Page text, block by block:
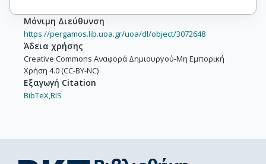
Μόνιμη Διεύθυνση
https://pergamos.lib.uoa.gr/uoa/dl/object/3072648
Άδεια χρήσης
Creative Commons Αναφορά Δημιουργού-Μη Εμπορική
Χρήση 4.0 (CC-BY-NC)
Εξαγωγή Citation
BibTeX,RIS